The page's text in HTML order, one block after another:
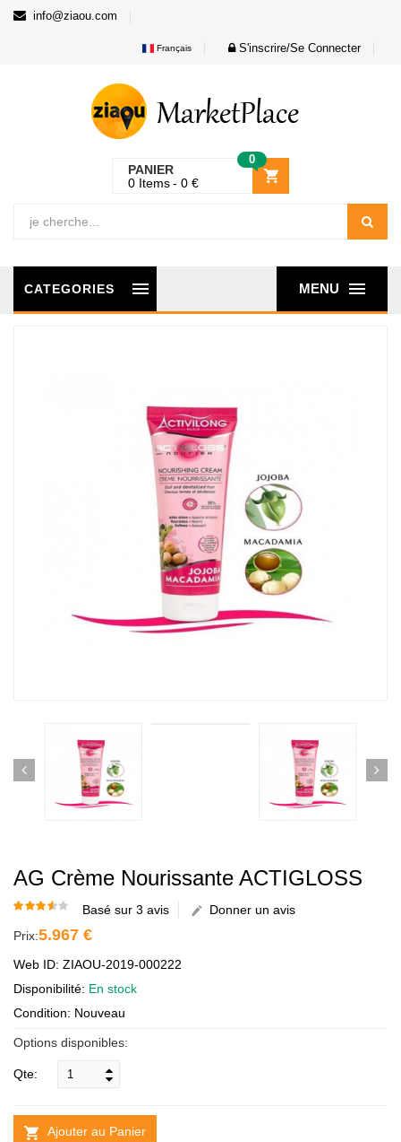
info@ziaou.com
Français S'inscrire/Se Connecter
PANIER
0
0 Items 0 €
MENU
CATEGORIES
AG Crème Nourissante ACTIGLOSS
Basé sur 3 avis
Donner un avis
Prix:5.967 €
Web ID: ZIAOU-2019-000222
Disponibilité: En stock
Condition: Nouveau
Options disponibles:
Qte:
Ajouter au Panier